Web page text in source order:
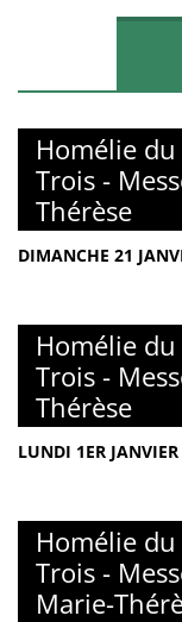
Homélie
Trois -
Thérèse
DIMANCHE 21
Homélie
Trois -
Thérèse
LUNDI 1ER
Homélie
Trois -
Marie-